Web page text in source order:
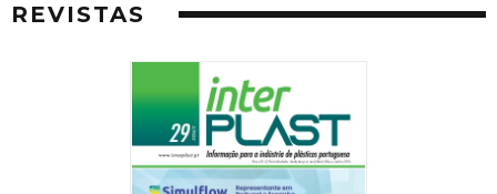
REVISTAS